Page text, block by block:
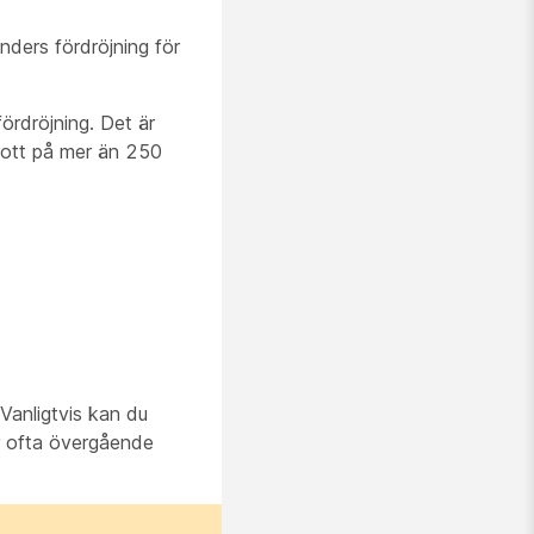
fördröjning för
Det är
på mer än 250
kan du
ofta övergående